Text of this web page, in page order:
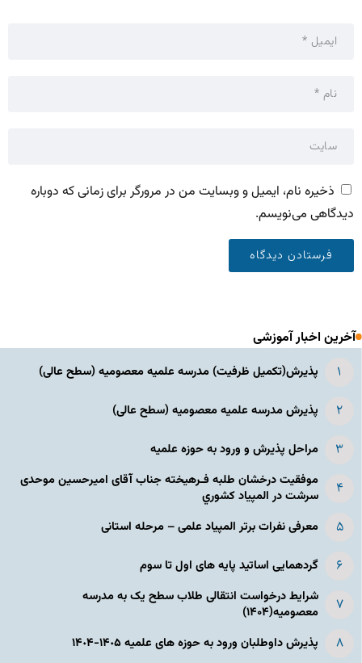
ذخیره نام، ایمیل و وبسایت من در مرورگر برای زمانی که دوباره
دیدگاهی می‌نویسم.
آخرین اخبار آموزشی
پذیرش(تکمیل ظرفیت) مدرسه علمیه معصومیه‌ (سطح عالی)
پذیرش مدرسه علمیه معصومیه‌ (سطح عالی)
مراحل پذیرش و ورود به حوزه علمیه
موفقیت درخشان طلبه فـرهیخته جناب آقای امیرحسین موحدی
سرشت در المپياد كشوري
معرفی نفرات برتر المپیاد علمی – مرحله استانی
گردهمایی اساتید پایه های اول تا سوم
شرایط درخواست انتقالی طلاب سطح یک به مدرسه
معصومیه(۱۴۰۴)
پذیرش داوطلبان ورود به حوزه های علمیه ١۴٠۵-١۴٠۴